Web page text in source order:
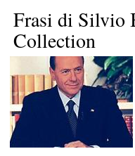
Frasi di Silvio
Collection